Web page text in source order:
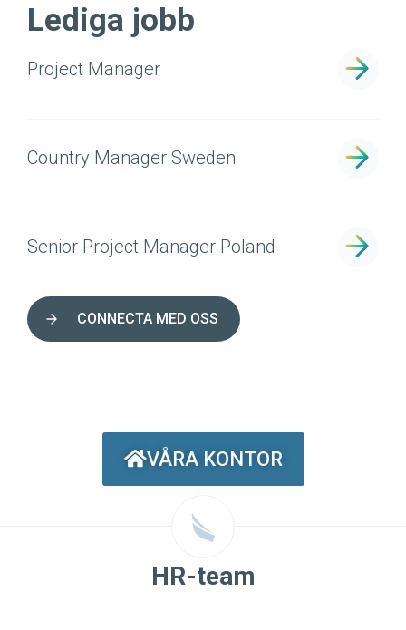
Lediga jobb
Project Manager
Country Manager Sweden
Senior Project Manager Poland
CONNECTA MED OSS
VÅRA KONTOR
HR-team